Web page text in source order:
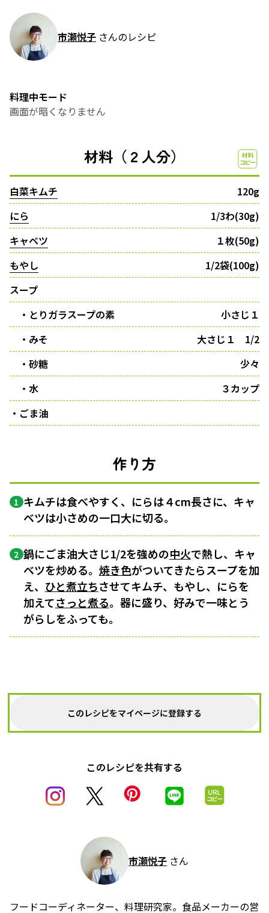
市瀬悦子 さんのレシピ
料理中モード
画面が暗くなりません
材料（２人分）
白菜キムチ
120g
にら
1/3わ(30g)
キャベツ
１枚(50g)
もやし
1/2袋(100g)
スープ
・とりガラスープの素
小さじ１
・みそ
大さじ１ 1/2
・砂糖
少々
・水
３カップ
・ごま油
作り方
1 キムチは食べやすく、にらは４cm長さに、キャ
ベツは小さめの一口大に切る。
2 鍋にごま油大さじ1/2を強めの中火で熱し、キャ
ベツを炒める。 焼き色がついてきたらスープを加
え、 ひと煮立ちさせてキムチ、もやし、にらを
加えてさっと煮る。器に盛り、好みで一味とう
がらしをふっても。
このレシピをマイページに登録する
このレシピを共有する
市瀬悦子 さん
フードコーディネーター、料理研究家。食品メーカーの営